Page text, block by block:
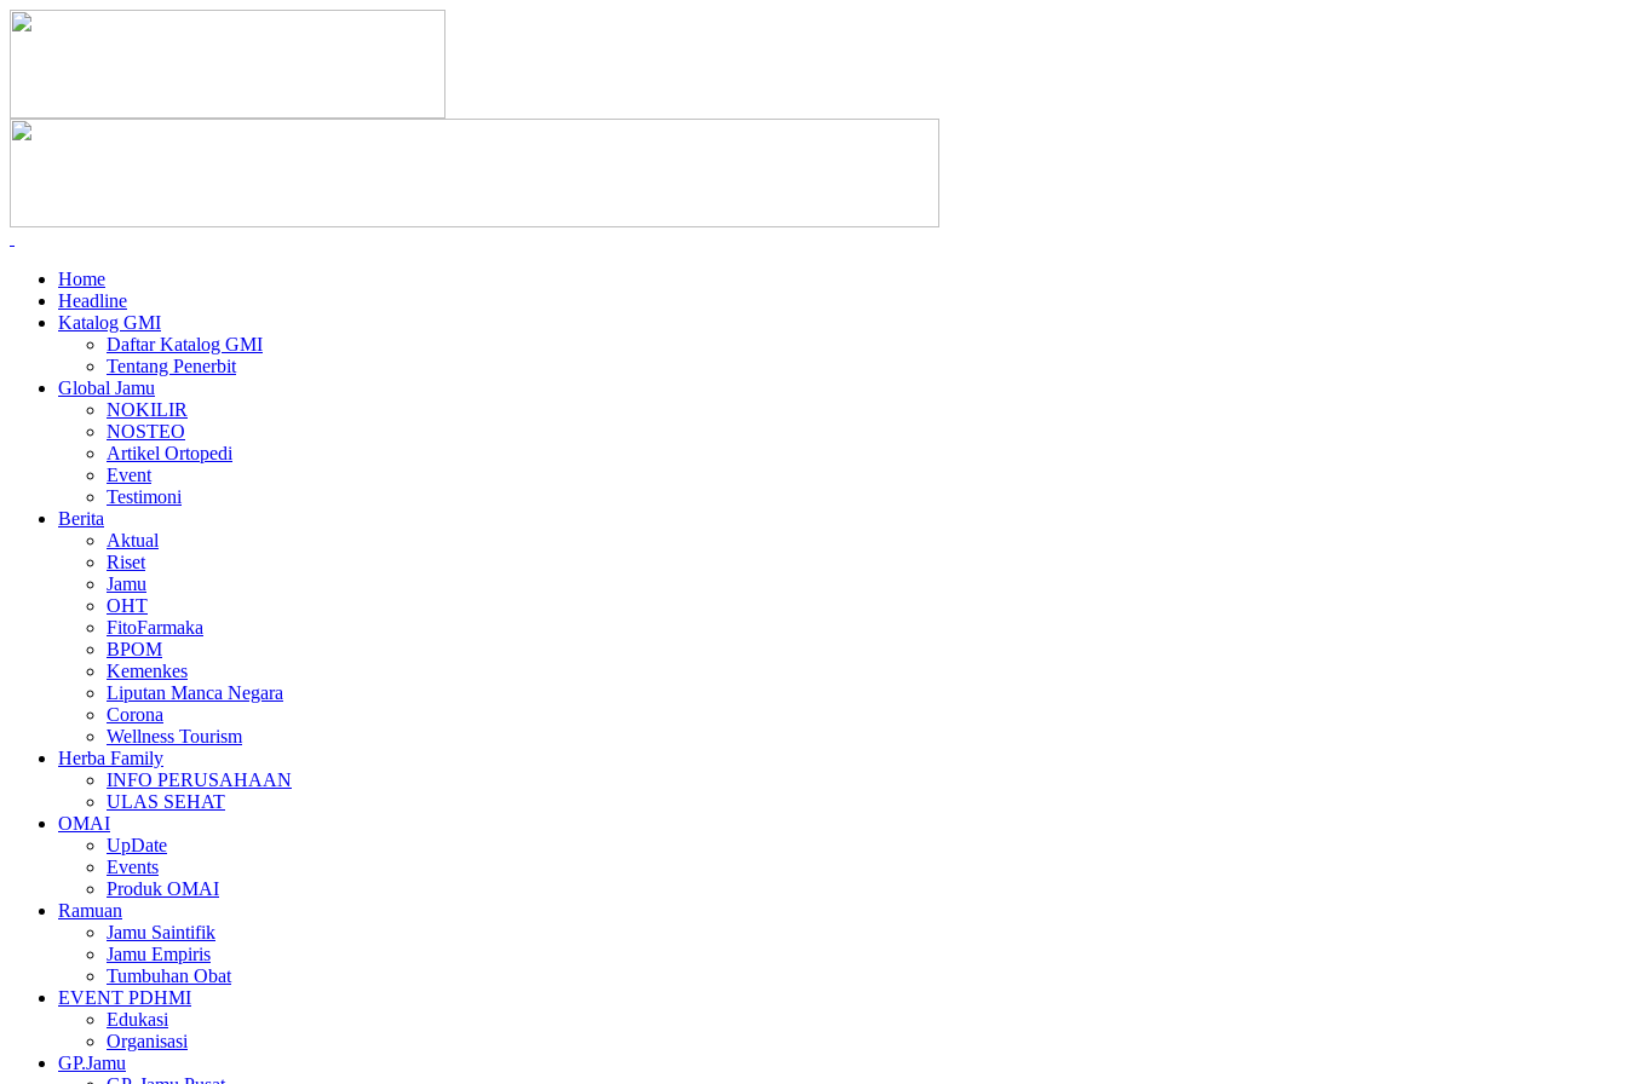
Home
Headline
Katalog GMI
Daftar Katalog GMI
Tentang Penerbit
Global Jamu
NOKILIR
NOSTEO
Artikel Ortopedi
Event
Testimoni
Berita
Aktual
Riset
Jamu
OHT
FitoFarmaka
BPOM
Kemenkes
Liputan Manca Negara
Corona
Wellness Tourism
Herba Family
INFO PERUSAHAAN
ULAS SEHAT
OMAI
UpDate
Events
Produk OMAI
Ramuan
Jamu Saintifik
Jamu Empiris
Tumbuhan Obat
EVENT PDHMI
Edukasi
Organisasi
GP.Jamu